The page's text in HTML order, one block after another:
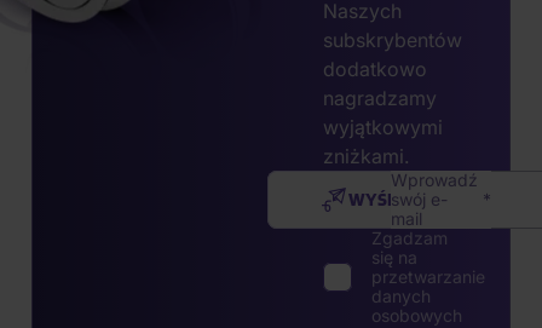
Naszych
subskrybentów
dodatkowo
nagradzamy
wyjątkowymi
zniżkami.
Wprowadź
swój e-
mail
WYŚLIJ
Zgadzam
się na
przetwarzanie
danych
osobowych